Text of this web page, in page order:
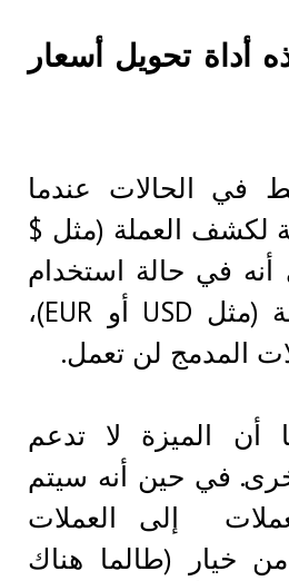
تحويل أسعار
في الحالات عندما
لكشف العملة (مثل $
أنه في حالة استخدام
اختصارات العملة (مثل USD أو EUR)،
المدمج لن تعمل.
أن الميزة لا تدعم
في حين أنه سيتم
إلى العملات
خيار (طالما هناك